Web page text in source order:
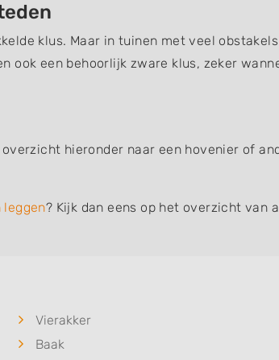
klus. Maar in tuinen met veel
ook een behoorlijk zware klus, zeker
hieronder naar een hovenier of
leggen? Kijk dan eens op het overzicht van
Vierakker
Baak